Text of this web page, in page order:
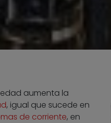
aumenta la
, igual que sucede en
de corriente, en